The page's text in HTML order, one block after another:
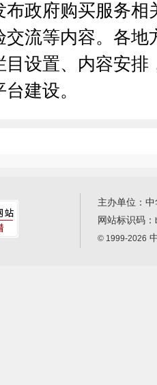
布政府购买服务相
交流等内容。各地
目设置、内容安排
建设。
主办单位：
网站标识码：
© 1999-2026